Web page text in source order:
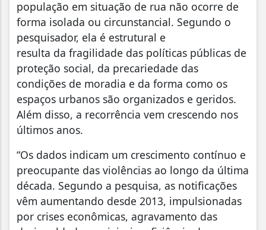
população em situação de rua não ocorre de
forma isolada ou circunstancial. Segundo o
pesquisador, ela é estrutural e
resulta da fragilidade das políticas públicas de
proteção social, da precariedade das
condições de moradia e da forma como os
espaços urbanos são organizados e geridos.
Além disso, a recorrência vem crescendo nos
últimos anos.
“Os dados indicam um crescimento contínuo e
preocupante das violências ao longo da última
década. Segundo a pesquisa, as notificações
vêm aumentando desde 2013, impulsionadas
por crises econômicas, agravamento das